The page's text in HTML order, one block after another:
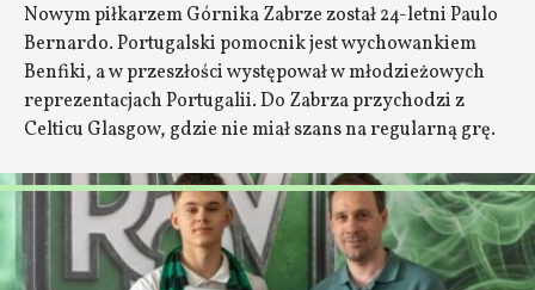
Nowym piłkarzem Górnika Zabrze został 24-letni Paulo
Bernardo. Portugalski pomocnik jest wychowankiem
Benfiki, a w przeszłości występował w młodzieżowych
reprezentacjach Portugalii. Do Zabrza przychodzi z
Celticu Glasgow, gdzie nie miał szans na regularną grę.